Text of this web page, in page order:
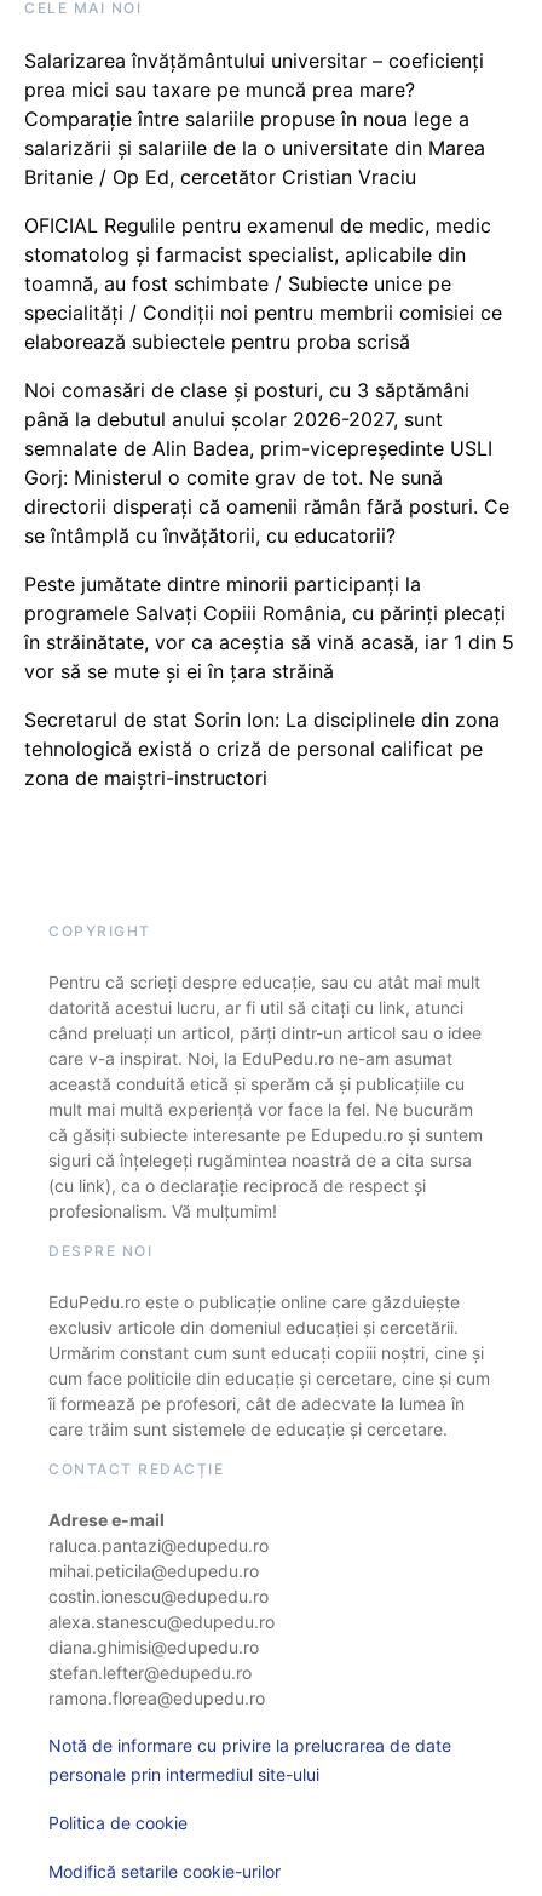
CELE MAI NOI
Salarizarea învățământului universitar – coeficienți
prea mici sau taxare pe muncă prea mare?
Comparație între salariile propuse în noua lege a
salarizării și salariile de la o universitate din Marea
Britanie / Op Ed, cercetător Cristian Vraciu
OFICIAL Regulile pentru examenul de medic, medic
stomatolog și farmacist specialist, aplicabile din
toamnă, au fost schimbate / Subiecte unice pe
specialități / Condiții noi pentru membrii comisiei ce
elaborează subiectele pentru proba scrisă
Noi comasări de clase și posturi, cu 3 săptămâni
până la debutul anului școlar 2026-2027, sunt
semnalate de Alin Badea, prim-vicepreședinte USLI
Gorj: Ministerul o comite grav de tot. Ne sună
directorii disperați că oamenii rămân fără posturi. Ce
se întâmplă cu învățătorii, cu educatorii?
Peste jumătate dintre minorii participanți la
programele Salvați Copiii România, cu părinți plecați
în străinătate, vor ca aceștia să vină acasă, iar 1 din 5
vor să se mute și ei în țara străină
Secretarul de stat Sorin Ion: La disciplinele din zona
tehnologică există o criză de personal calificat pe
zona de maiștri-instructori
COPYRIGHT
Pentru că scrieți despre educație, sau cu atât mai mult
datorită acestui lucru, ar fi util să citați cu link, atunci
când preluați un articol, părți dintr-un articol sau o idee
care v-a inspirat. Noi, la EduPedu.ro ne-am asumat
această conduită etică și sperăm că și publicațiile cu
mult mai multă experiență vor face la fel. Ne bucurăm
că găsiți subiecte interesante pe Edupedu.ro și suntem
siguri că înțelegeți rugămintea noastră de a cita sursa
(cu link), ca o declarație reciprocă de respect și
profesionalism. Vă mulțumim!
DESPRE NOI
EduPedu.ro este o publicație online care găzduiește
exclusiv articole din domeniul educației și cercetării.
Urmărim constant cum sunt educați copiii noștri, cine și
cum face politicile din educație și cercetare, cine și cum
îi formează pe profesori, cât de adecvate la lumea în
care trăim sunt sistemele de educație și cercetare.
CONTACT REDACȚIE
Adrese e-mail
raluca.pantazi@edupedu.ro
mihai.peticila@edupedu.ro
costin.ionescu@edupedu.ro
alexa.stanescu@edupedu.ro
diana.ghimisi@edupedu.ro
stefan.lefter@edupedu.ro
ramona.florea@edupedu.ro
Notă de informare cu privire la prelucrarea de date
personale prin intermediul site-ului
Politica de cookie
Modifică setarile cookie-urilor